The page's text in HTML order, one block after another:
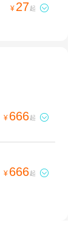
¥ 27起 
¥ 666起 
¥ 666起 